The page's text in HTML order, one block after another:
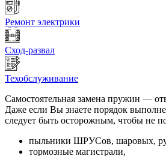
Ремонт электрики
Сход-развал
Техобслуживание
Самостоятельная замена пружин —
Даже если Вы знаете порядок
следует быть осторожным, чтобы не
пыльники ШРУСов, шаровых,
тормозные магистрали,